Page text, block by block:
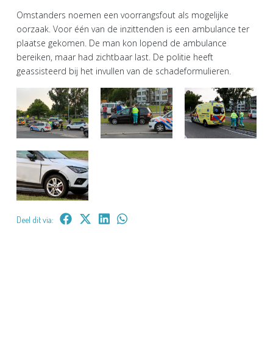
Omstanders noemen een voorrangsfout als mogelijke
oorzaak. Voor één van de inzittenden is een ambulance ter
plaatse gekomen. De man kon lopend de ambulance
bereiken, maar had zichtbaar last. De politie heeft
geassisteerd bij het invullen van de schadeformulieren.
Deel dit via: